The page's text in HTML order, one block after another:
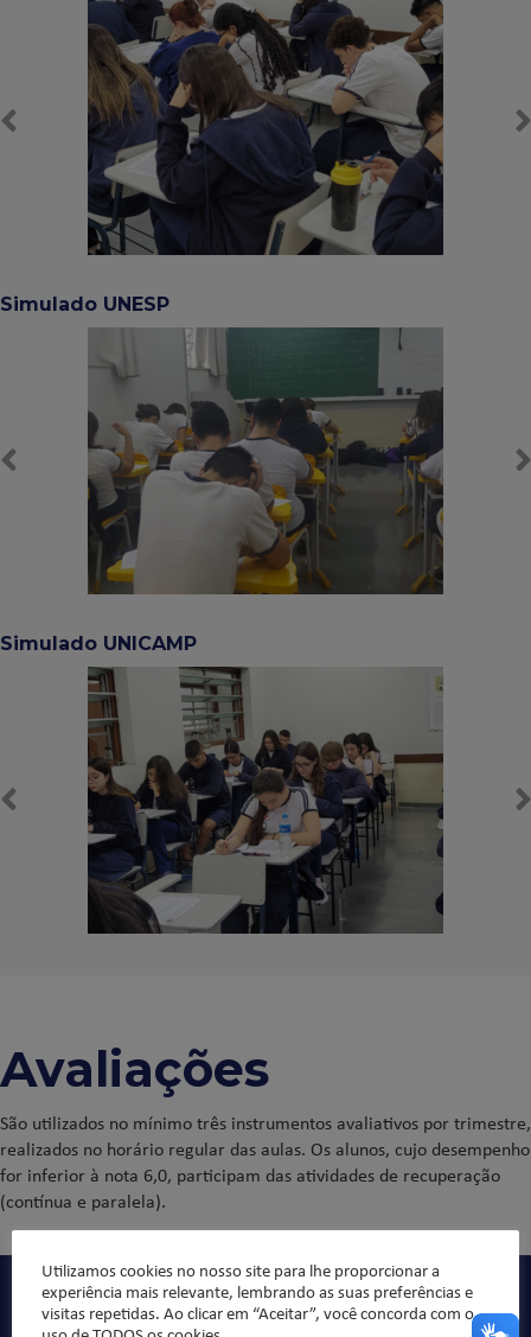
Simulado UNESP
Simulado UNICAMP
Avaliações
São utilizados no mínimo três instrumentos avaliativos por trimestre,
realizados no horário regular das aulas. Os alunos, cujo desempenho
for inferior à nota 6,0, participam das atividades de recuperação
(contínua e paralela).
Utilizamos cookies no nosso site para lhe proporcionar a
experiência mais relevante, lembrando as suas preferências e
visitas repetidas. Ao clicar em “Aceitar”, você concorda com o